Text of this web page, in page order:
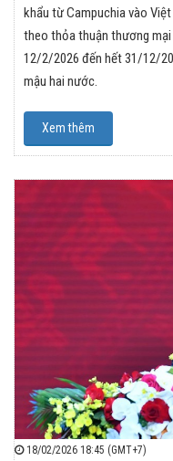
khẩu từ Campuchia vào
theo thỏa thuận thương
12/2/2026 đến hết 31/12/
mậu hai nước.
Xem thêm
18/02/2026 18:45 (GMT+7)